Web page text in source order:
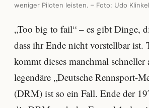
weniger Piloten leisten. – Foto: Udo Klinkel
„Too big to fail“ – es gibt Dinge,
dass ihr Ende nicht vorstellbar ist.
kommt dieses manchmal schneller
legendäre „Deutsche Rennsport-
(DRM) ist so ein Fall. Ende der